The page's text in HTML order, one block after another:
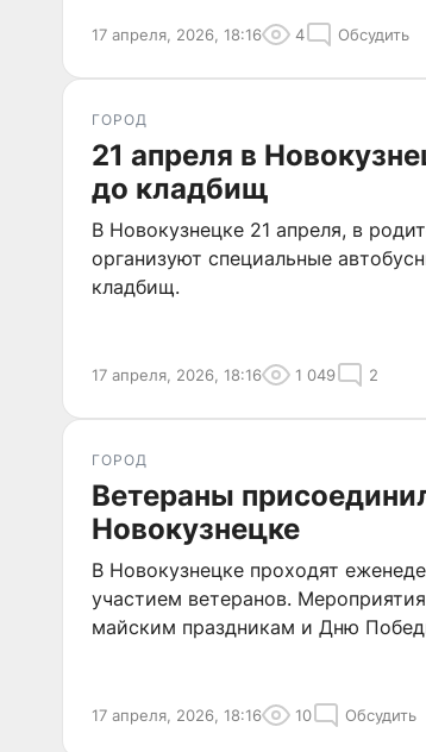
17 апреля, 2026, 18:16 4 Обсудить
ГОРОД
21 апреля в
до кладбищ
В Новокузнецке 21 апреля, в
организуют специальные
кладбищ.
17 апреля, 2026, 18:16 1 049 2
ГОРОД
Ветераны
Новокузнецке
В Новокузнецке проходят
участием ветеранов.
майским праздникам и Дню
17 апреля, 2026, 18:16 10 Обсудить